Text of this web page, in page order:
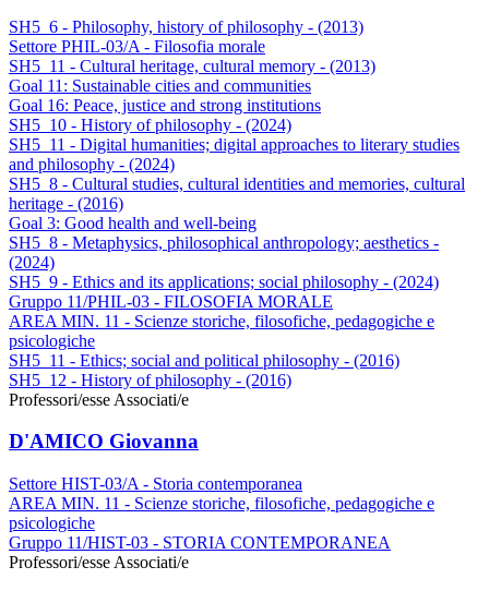
SH5_6 - Philosophy, history of philosophy - (2013)
Settore PHIL-03/A - Filosofia morale
SH5_11 - Cultural heritage, cultural memory - (2013)
Goal 11: Sustainable cities and communities
Goal 16: Peace, justice and strong institutions
SH5_10 - History of philosophy - (2024)
SH5_11 - Digital humanities; digital approaches to literary studies
and philosophy - (2024)
SH5_8 - Cultural studies, cultural identities and memories, cultural
heritage - (2016)
Goal 3: Good health and well-being
SH5_8 - Metaphysics, philosophical anthropology; aesthetics -
(2024)
SH5_9 - Ethics and its applications; social philosophy - (2024)
Gruppo 11/PHIL-03 - FILOSOFIA MORALE
AREA MIN. 11 - Scienze storiche, filosofiche, pedagogiche e
psicologiche
SH5_11 - Ethics; social and political philosophy - (2016)
SH5_12 - History of philosophy - (2016)
Professori/esse Associati/e
D'AMICO Giovanna
Settore HIST-03/A - Storia contemporanea
AREA MIN. 11 - Scienze storiche, filosofiche, pedagogiche e
psicologiche
Gruppo 11/HIST-03 - STORIA CONTEMPORANEA
Professori/esse Associati/e